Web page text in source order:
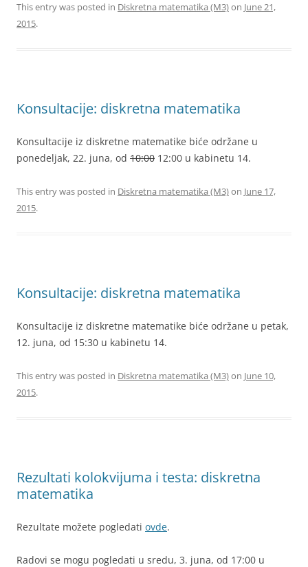
This entry was posted in Diskretna matematika (M3)on June 21,
2015.
Konsultacije: diskretna matematika
Konsultacije iz diskretne matematike biće održane u
ponedeljak, 22. juna, od 10:00 12:00 u kabinetu 14.
This entry was posted in Diskretna matematika (M3)on June 17,
2015.
Konsultacije: diskretna matematika
Konsultacije iz diskretne matematike biće održane u petak,
12. juna, od 15:30 u kabinetu 14.
This entry was posted in Diskretna matematika (M3)on June 10,
2015.
Rezultati kolokvijuma i testa: diskretna
matematika
Rezultate možete pogledati ovde.
Radovi se mogu pogledati u sredu, 3. juna, od 17:00 u